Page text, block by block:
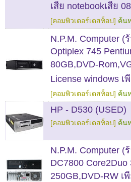
เสีย notebookเสีย
[คอมพิวเตอร์เดสท็อป] ค้น
N.P.M. Computer (
Optiplex 745
80GB,DVD-
License windows
[คอมพิวเตอร์เดสท็อป] ค้น
HP - D530 (USED)
[คอมพิวเตอร์เดสท็อป] ค้น
N.P.M. Computer (
DC7800 Core2Duo
250GB,DVD-RW เ